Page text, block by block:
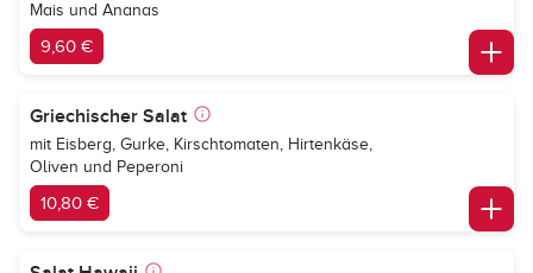
Mais und Ananas
9,60 €
Griechischer Salat
mit Eisberg, Gurke, Kirschtomaten, Hirtenkäse,
Oliven und Peperoni
10,80 €